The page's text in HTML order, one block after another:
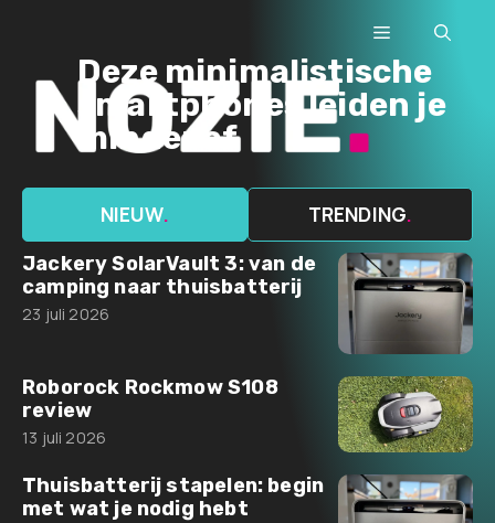
inhoud
Menu
Deze minimalistische
smartphones leiden je
minder af
NIEUW. TRENDING.
Jackery SolarVault 3: van de
camping naar thuisbatterij
23 juli 2026
Roborock Rockmow S108
review
13 juli 2026
Thuisbatterij stapelen: begin
met wat je nodig hebt